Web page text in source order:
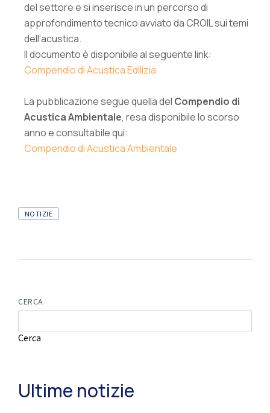
del settore e si inserisce in un percorso di
approfondimento tecnico avviato da CROIL sui temi
dell’acustica.
Il documento è disponibile al seguente link:
Compendio di Acustica Edilizia
La pubblicazione segue quella del Compendio di
Acustica Ambientale, resa disponibile lo scorso
anno e consultabile qui:
Compendio di Acustica Ambientale
NOTIZIE
CERCA
Cerca
Ultime notizie